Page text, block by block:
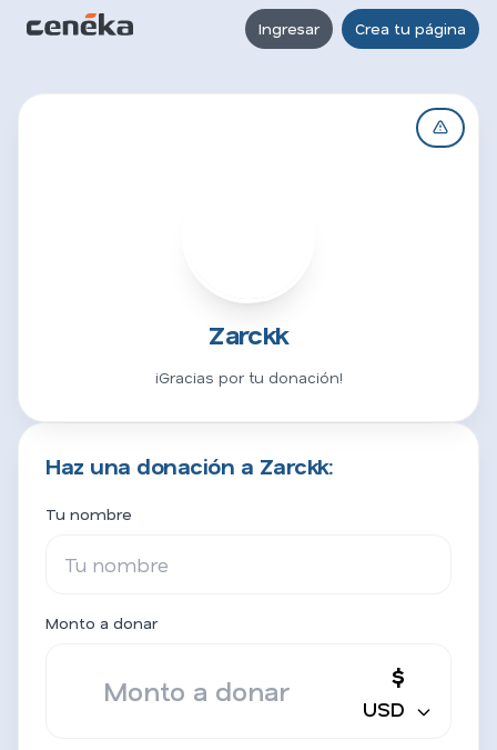
Ingresar Crea tu página
Zarckk
¡Gracias por tu donación!
Haz una donación a Zarckk:
Tu nombre
Monto a donar
$
USD